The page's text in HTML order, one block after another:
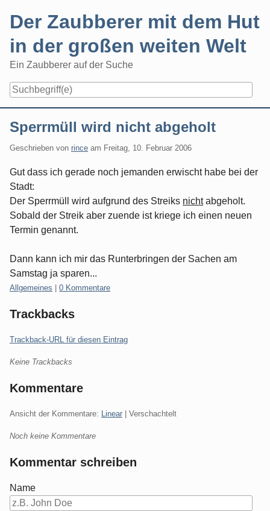
Der Zaubberer mit dem Hut
in der großen weiten Welt
Ein Zaubberer auf der Suche
Sperrmüll wird nicht abgeholt
Geschrieben von rince am Freitag, 10. Februar 2006
Gut dass ich gerade noch jemanden erwischt habe bei der
Stadt:
Der Sperrmüll wird aufgrund des Streiks nichtabgeholt.
Sobald der Streik aber zuende ist kriege ich einen neuen
Termin genannt.
Dann kann ich mir das Runterbringen der Sachen am
Samstag ja sparen...
Kategorien:
Allgemeines 0 Kommentare
Trackbacks
Trackback-URL für diesen Eintrag
Keine Trackbacks
Kommentare
Ansicht der Kommentare: Linear | Verschachtelt
Noch keine Kommentare
Kommentar schreiben
Name